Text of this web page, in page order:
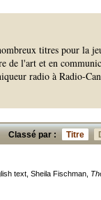
titres pour la
de l'art et en
radio à Radio-
Classé par : Titre
text, Sheila Fischman,